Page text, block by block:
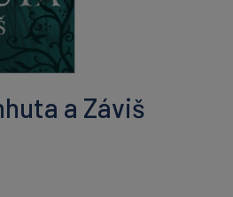
a Záviš